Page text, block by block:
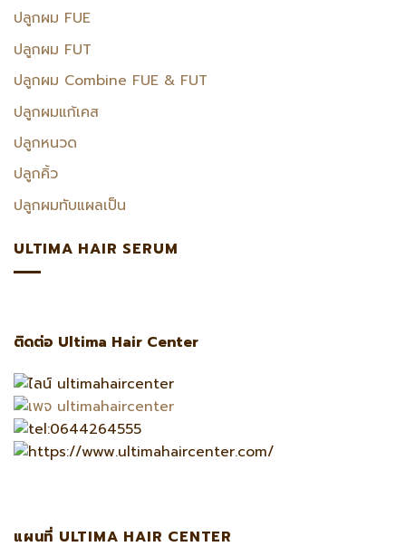
ปลูกผม FUE
ปลูกผม FUT
ปลูกผม Combine FUE & FUT
ปลูกผมแก้เคส
ปลูกหนวด
ปลูกคิ้ว
ปลูกผมทับแผลเป็น
ULTIMA HAIR SERUM
ติดต่อ Ultima Hair Center
แผนที่ ULTIMA HAIR CENTER